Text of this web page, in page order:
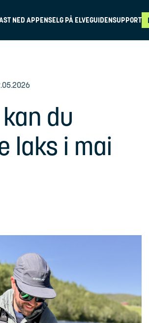
NED APPENSELG PÅ ELVEGUIDENSUPPORT
du
laks i mai